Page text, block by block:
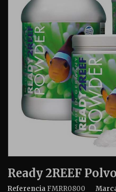
Ready 2REEF
Referencia FMRR0800